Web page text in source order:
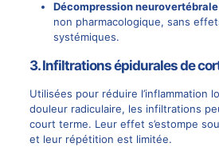
Décompression neurovertébrale
non pharmacologique, sans
systémiques.
3. Infiltrations épidurales de
Utilisées pour réduire l’inflammation
douleur radiculaire, les infiltrations
court terme. Leur effet s’estompe
et leur répétition est limitée.